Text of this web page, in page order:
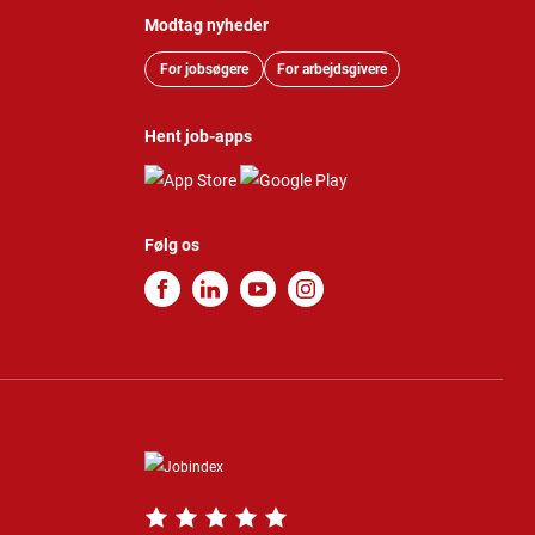
Modtag nyheder
For jobsøgere For arbejdsgivere
Hent job-apps
Følg os